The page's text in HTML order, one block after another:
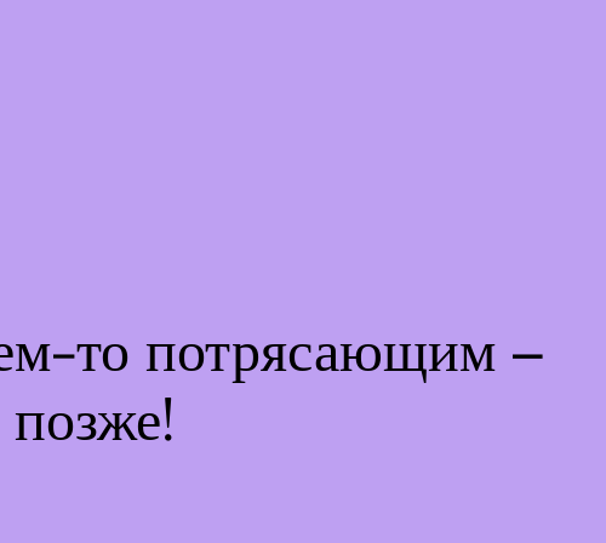
то потрясающим –